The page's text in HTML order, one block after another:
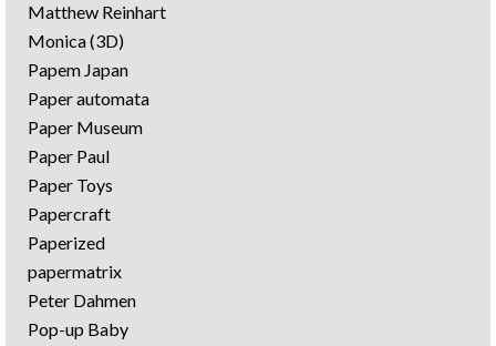
Matthew Reinhart
Monica (3D)
Papem Japan
Paper automata
Paper Museum
Paper Paul
Paper Toys
Papercraft
Paperized
papermatrix
Peter Dahmen
Pop-up Baby